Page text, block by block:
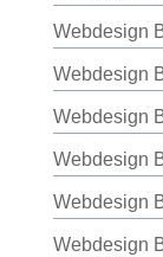
Webdesign
Webdesign
Webdesign
Webdesign
Webdesign
Webdesign